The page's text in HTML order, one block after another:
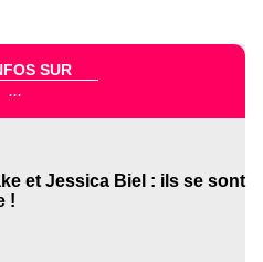
SUR
...
et Jessica Biel : ils se sont
!